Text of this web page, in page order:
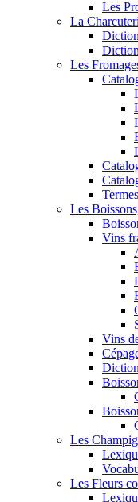
Les
La
Les
Les
Vins
Vins
Les
Les Fleurs